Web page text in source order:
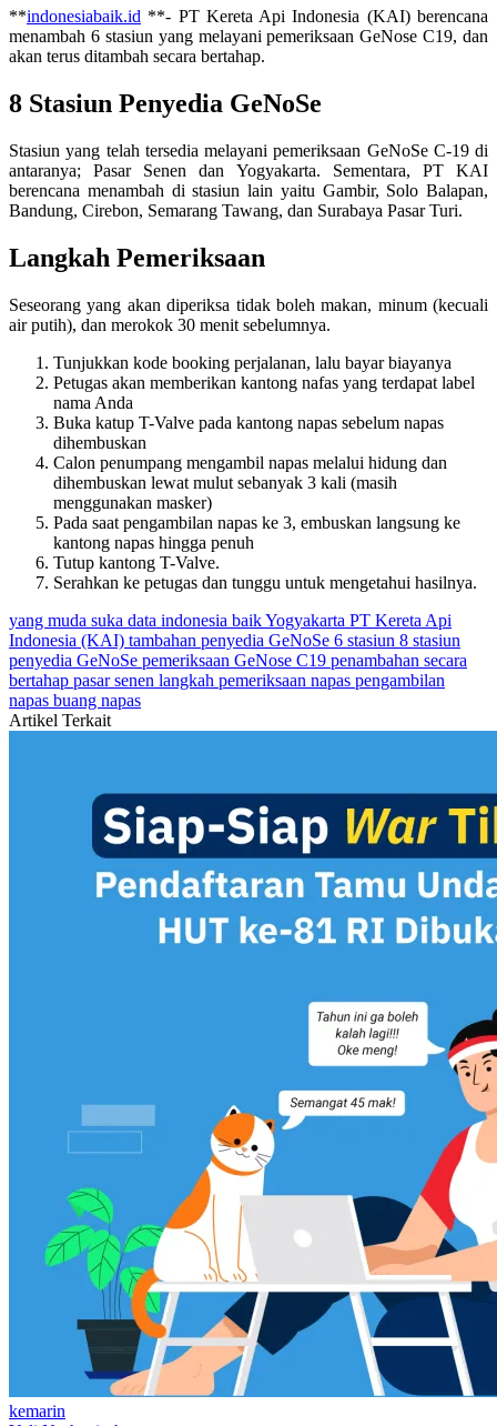
**indonesiabaik.id **- PT Kereta Api Indonesia (KAI) berencana
menambah 6 stasiun yang melayani pemeriksaan GeNose C19, dan
akan terus ditambah secara bertahap.
8 Stasiun Penyedia GeNoSe
Stasiun yang telah tersedia melayani pemeriksaan GeNoSe C-19 di
antaranya; Pasar Senen dan Yogyakarta. Sementara, PT KAI
berencana menambah di stasiun lain yaitu Gambir, Solo Balapan,
Bandung, Cirebon, Semarang Tawang, dan Surabaya Pasar Turi.
Langkah Pemeriksaan
Seseorang yang akan diperiksa tidak boleh makan, minum (kecuali
air putih), dan merokok 30 menit sebelumnya.
Tunjukkan kode booking perjalanan, lalu bayar biayanya
Petugas akan memberikan kantong nafas yang terdapat label
nama Anda
Buka katup T-Valve pada kantong napas sebelum napas
dihembuskan
Calon penumpang mengambil napas melalui hidung dan
dihembuskan lewat mulut sebanyak 3 kali (masih
menggunakan masker)
Pada saat pengambilan napas ke 3, embuskan langsung ke
kantong napas hingga penuh
Tutup kantong T-Valve.
Serahkan ke petugas dan tunggu untuk mengetahui hasilnya.
yang muda suka data indonesia baikYogyakarta PT Kereta Api
Indonesia (KAI) tambahan penyedia GeNoSe 6 stasiun 8 stasiun
penyedia GeNoSe pemeriksaan GeNose C19 penambahan secara
bertahap pasar senen langkah pemeriksaan napas pengambilan
napas buang napas
Artikel Terkait
kemarin